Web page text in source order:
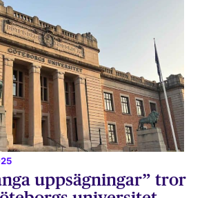
uppsägningar” tror